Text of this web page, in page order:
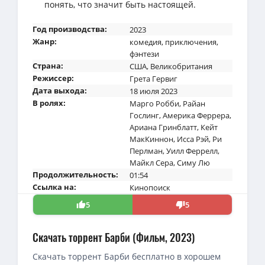
понять, что значит быть настоящей.
Год производства:
2023
Жанр:
комедия, приключения,
фэнтези
Страна:
США, Великобритания
Режиссер:
Грета Гервиг
Дата выхода:
18 июля 2023
В ролях:
Марго Робби, Райан
Гослинг,Америка Феррера,
Ариана Гринблатт, Кейт
МакКиннон, Исса Рэй, Ри
Перлман,Уилл Феррелл,
Майкл Сера,Симу Лю
Продолжительность:
01:54
Ссылка на:
Кинопоиск
5
5
Скачать торрент Барби (Фильм, 2023)
Скачать торрент Барби бесплатно в хорошем